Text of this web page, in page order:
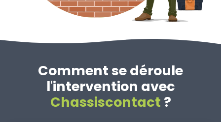
Comment se déroule
l'intervention avec
Chassiscontact ?